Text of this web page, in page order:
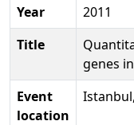
Year
2011
Title
genes
Event
location